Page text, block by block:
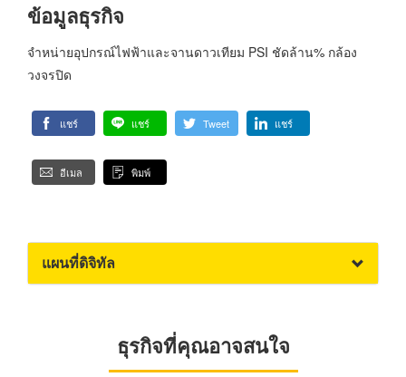
ข้อมูลธุรกิจ
จำหน่ายอุปกรณ์ไฟฟ้าและจานดาวเทียม PSI ชัดล้าน% กล้อง
วงจรปิด
แชร์ แชร์ Tweet แชร์
อีเมล พิมพ์
แผนที่ดิจิทัล
ธุรกิจที่คุณอาจสนใจ